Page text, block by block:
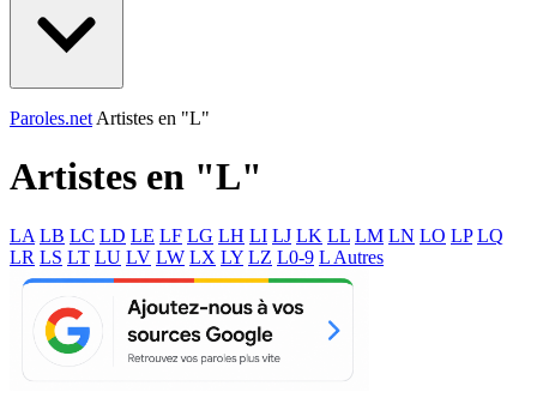
Paroles.net Artistes en "L"
Artistes en "L"
LA LB LC LD LE LF LG LH LI LJ LK LL LM LN LO LP LQ
LR LS LT LU LV LW LX LY LZ L0-9 L Autres